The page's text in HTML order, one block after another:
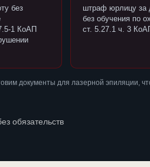
без
1 КоАП
штраф юрлицу за
без обучения по
ст. 5.27.1 ч. 3
документы для лазерной эпиляции,
обязательств